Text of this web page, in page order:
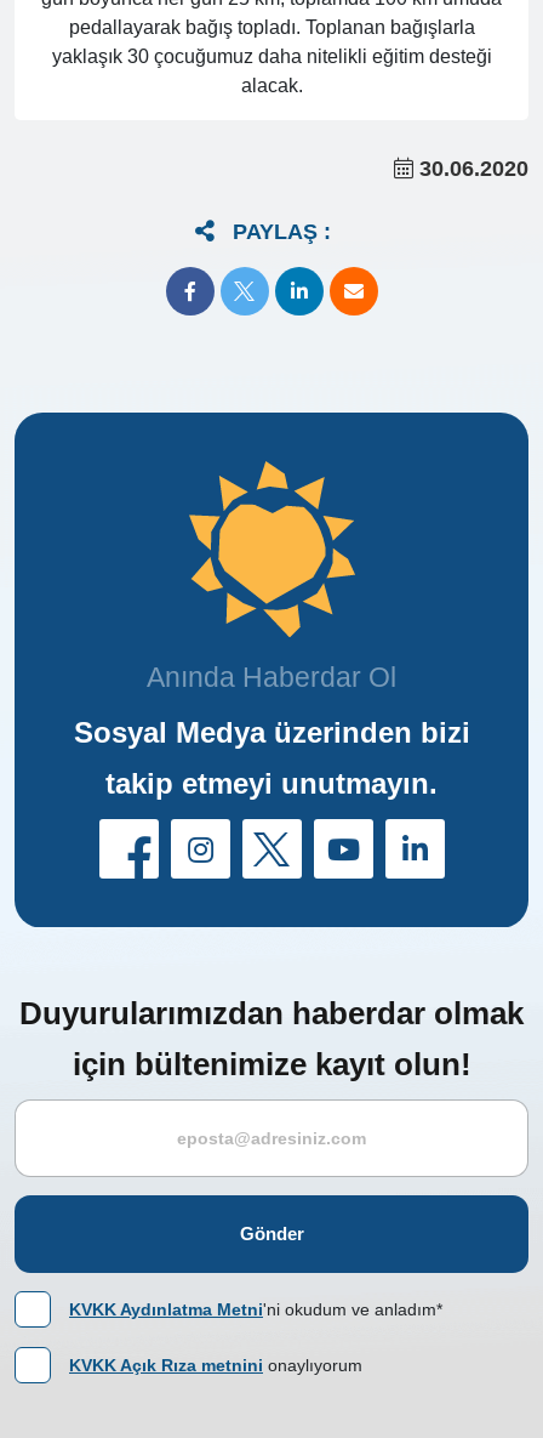
pedallayarak bağış topladı. Toplanan bağışlarla
yaklaşık 30 çocuğumuz daha nitelikli eğitim desteği
alacak.
30.06.2020
PAYLAŞ :
Anında Haberdar Ol
Sosyal Medya üzerinden bizi
takip etmeyi unutmayın.
Duyurularımızdan haberdar olmak
için bültenimize kayıt olun!
Gönder
KVKK Aydınlatma Metni'ni okudum ve anladım*
KVKK Açık Rıza metnini onaylıyorum